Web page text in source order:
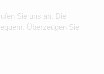
Sie uns an. Die
Überzeugen Sie